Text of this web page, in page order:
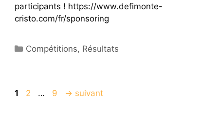
participants ! https://www.defimonte-
cristo.com/fr/sponsoring
Catégories
Compétitions, Résultats
Page
1 Page
2 … Page
9 → suivant